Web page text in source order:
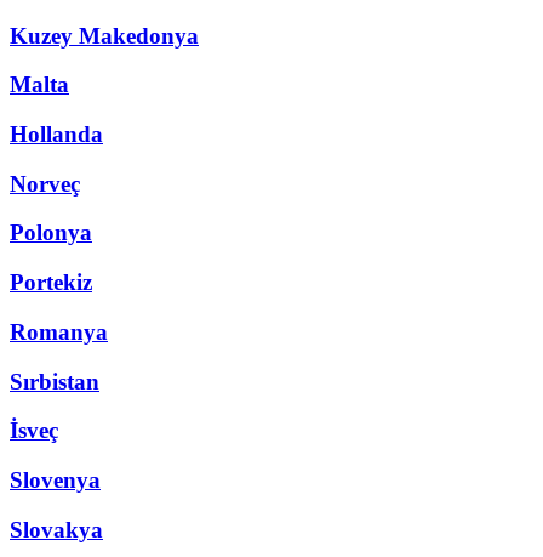
Kuzey Makedonya
Malta
Hollanda
Norveç
Polonya
Portekiz
Romanya
Sırbistan
İsveç
Slovenya
Slovakya